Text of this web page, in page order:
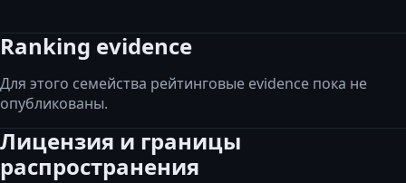
Ranking evidence
Для этого семейства рейтинговые evidence пока не
опубликованы.
Лицензия и границы
распространения